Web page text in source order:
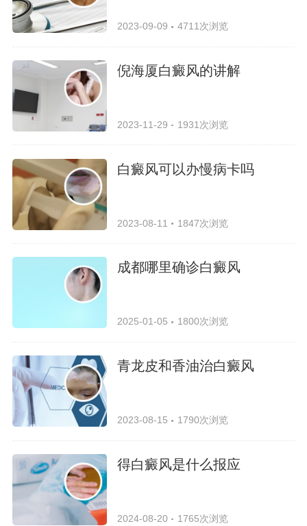
2023-09-09 4711次浏览
倪海厦白癜风的讲解
2023-11-29 1931次浏览
白癜风可以办慢病卡吗
2023-08-11 1847次浏览
成都哪里确诊白癜风
2025-01-05 1800次浏览
青龙皮和香油治白癜风
2023-08-15 1790次浏览
得白癜风是什么报应
2024-08-20 1765次浏览